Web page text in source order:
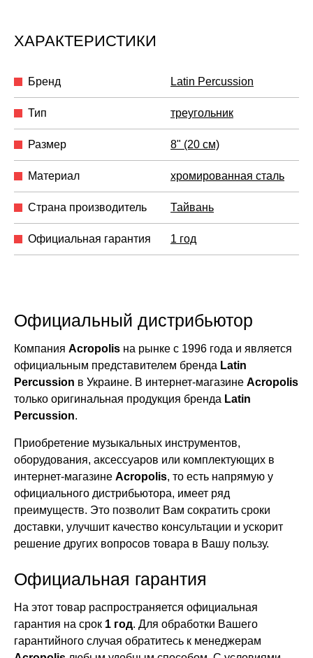
ХАРАКТЕРИСТИКИ
Бренд Latin Percussion
Тип треугольник
Размер 8" (20 см)
Материал хромированная сталь
Страна производитель Тайвань
Официальная гарантия 1 год
Официальный дистрибьютор
Компания Acropolis на рынке с 1996 года и является
официальным представителем бренда Latin
Percussion в Украине. В интернет-магазине Acropolis
только оригинальная продукция бренда Latin
Percussion.
Приобретение музыкальных инструментов,
оборудования, аксессуаров или комплектующих в
интернет-магазине Acropolis, то есть напрямую у
официального дистрибьютора, имеет ряд
преимуществ. Это позволит Вам сократить сроки
доставки, улучшит качество консультации и ускорит
решение других вопросов товара в Вашу пользу.
Официальная гарантия
На этот товар распространяется официальная
гарантия на срок 1 год. Для обработки Вашего
гарантийного случая обратитесь к менеджерам